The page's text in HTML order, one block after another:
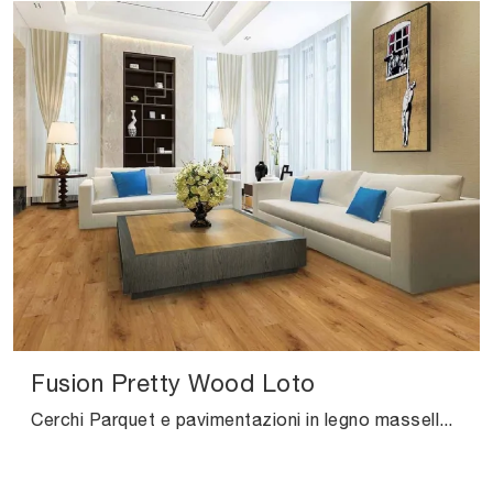
Fusion Pretty Wood Loto
Cerchi Parquet e pavimentazioni in legno massello? Eccoti la soluzione Fusion Pretty Wood Loto di Salis: ti sta aspettando nel nostro punto vendita!